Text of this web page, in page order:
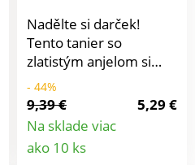
Nadělte si darček!
Tento tanier so
zlatistým anjelom si
naozaj zaslúžite.
- 44%
9,39 €
5,29 €
Na sklade viac
ako 10 ks